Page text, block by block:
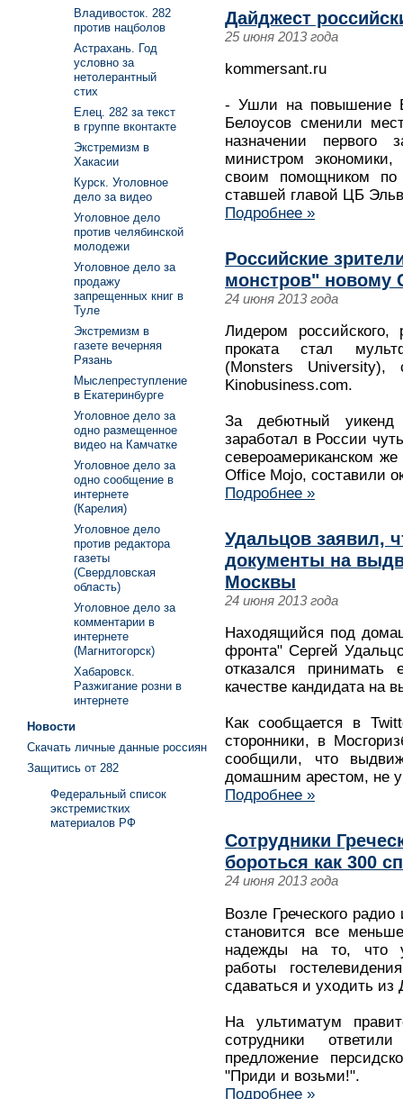
Дайджест
25 июня 2013 года
kommersant.ru
- Ушли на повышение
Белоусов сменили
назначении первого
министром
своим помощником по
ставшей главой ЦБ
Подробнее »
Российские
монстров" новому
24 июня 2013 года
Лидером российского,
проката стал
(Monsters University),
Kinobusiness.com.
За дебютный уикенд
заработал в России
североамериканском
Office Mojo, составили
Подробнее »
Удальцов заявил,
документы на
Москвы
24 июня 2013 года
Находящийся под
фронта" Сергей
отказался
качестве кандидата на
Как сообщается в
сторонники, в
сообщили, что
домашним арестом, не
Подробнее »
Сотрудники
бороться как 300
24 июня 2013 года
Возле Греческого
становится все
надежды на то, что
работы
сдаваться и уходить из
На ультиматум
сотрудники
предложение
"Приди и возьми!".
Подробнее »
Владивосток. 282
против нацболов
Астрахань. Год
условно за
нетолерантный
стих
Елец. 282 за текст
в группе вконтакте
Экстремизм в
Хакасии
Курск. Уголовное
дело за видео
Уголовное дело
против челябинской
молодежи
Уголовное дело за
продажу
запрещенных книг в
Туле
Экстремизм в
газете вечерняя
Рязань
Мыслепреступление
в Екатеринбурге
Уголовное дело за
одно размещенное
видео на Камчатке
Уголовное дело за
одно сообщение в
интернете
(Карелия)
Уголовное дело
против редактора
газеты
(Свердловская
область)
Уголовное дело за
комментарии в
интернете
(Магнитогорск)
Хабаровск.
Разжигание розни в
интернете
Новости
Скачать личные данные россиян
Защитись от 282
Федеральный список
экстремистких
материалов РФ